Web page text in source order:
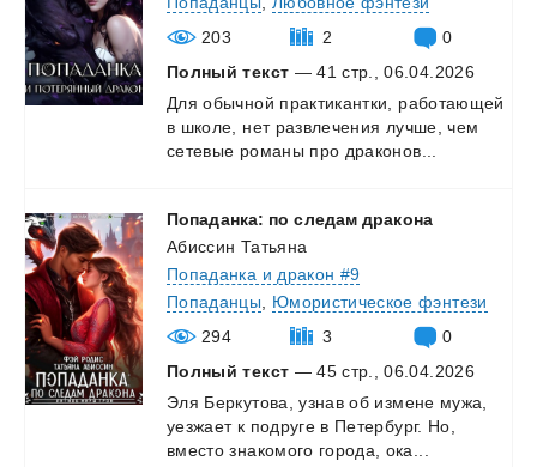
203
2
0
Полный текст — 41 стр., 06.04.2026
Для обычной практикантки,
работающей
в школе, нет развлечения лучше, чем
сетевые романы про драконов...
Попаданка: по следам дракона
Абиссин Татьяна
Попаданка и дракон #9
Попаданцы
Юмористическое фэнтези
294
3
0
Полный текст — 45 стр., 06.04.2026
Эля Беркутова, узнав об измене мужа,
уезжает к подруге в Петербург. Но,
вместо знакомого города, ока...